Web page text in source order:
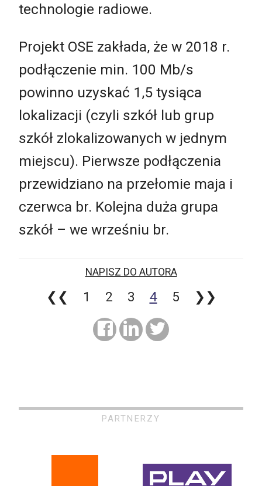
technologie radiowe.
Projekt OSE zakłada, że w 2018 r.
podłączenie min. 100 Mb/s
powinno uzyskać 1,5 tysiąca
lokalizacji (czyli szkół lub grup
szkół zlokalizowanych w jednym
miejscu). Pierwsze podłączenia
przewidziano na przełomie maja i
czerwca br. Kolejna duża grupa
szkół – we wrześniu br.
NAPISZ DO AUTORA
❮❮ 1 2 3 4 5 ❯❯
PARTNERZY